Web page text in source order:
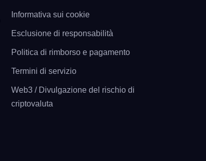
Informativa sui cookie
Esclusione di responsabilità
Politica di rimborso e pagamento
Termini di servizio
Web3 / Divulgazione del rischio di
criptovaluta